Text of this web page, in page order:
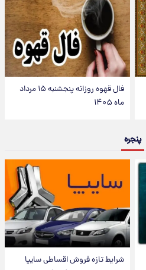
فال قهوه روزانه پنجشنبه ۱۵ مرداد
ماه ۱۴۰۵
پنجره
شرایط تازه فروش اقساطی سایپا